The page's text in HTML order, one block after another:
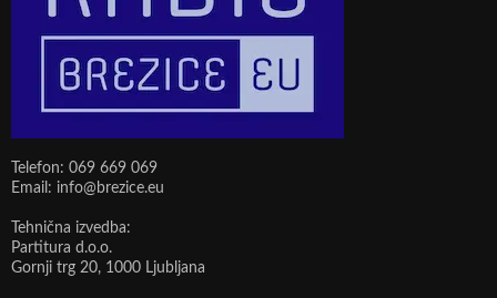
Telefon: 069 669 069
Email: info@brezice.eu
Tehnična izvedba:
Partitura d.o.o.
Gornji trg 20, 1000 Ljubljana